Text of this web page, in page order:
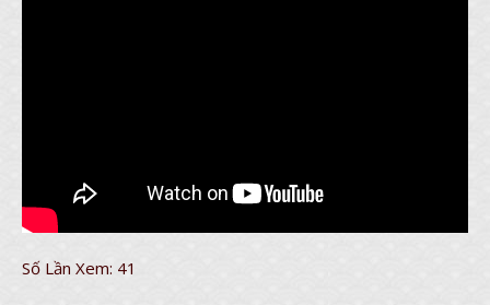
Số Lần Xem: 41